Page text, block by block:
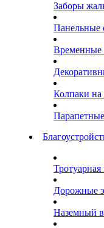
Заборы
Панельные
Временные
Колпаки на
Тротуарная
Дорожные
Наземный